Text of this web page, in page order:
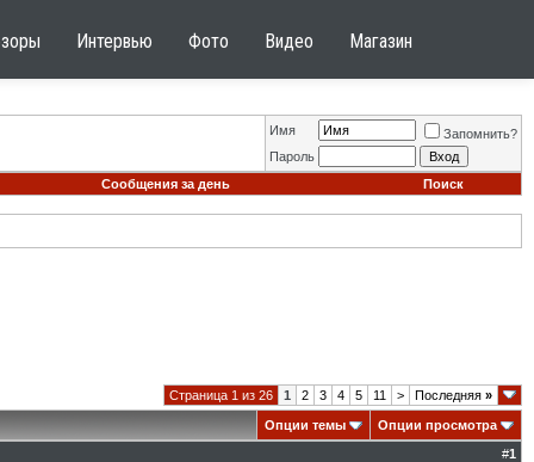
Интервью Фото Видео Магазин
Имя
Запомнить?
Пароль
Сообщения за день
Поиск
Страница 1 из 26 1 2 3 4 5 11 > Последняя »
Опции темы
Опции просмотра
#1